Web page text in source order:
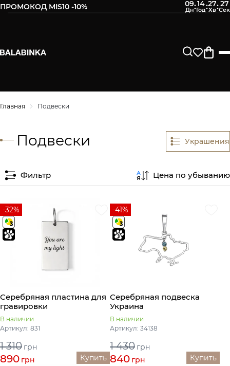
ПРОМОКОД MIS10 -10% 09:14:27:27
Главная Подвески
Подвески Украшения
Фильтр Цена по убыванию
-32%
Серебряная пластина для
гравировки
В наличии
Артикул: 831
1 310 грн
890 грн Купить
-41%
Серебряная подвеска
Украина
В наличии
Артикул: 34138
1 430 грн
840 грн
Купить